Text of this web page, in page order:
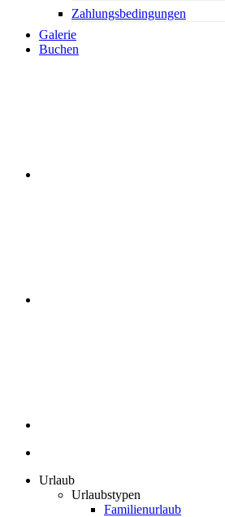
Zahlungsbedingungen
Galerie
Buchen
Urlaub
Urlaubstypen
Familienurlaub